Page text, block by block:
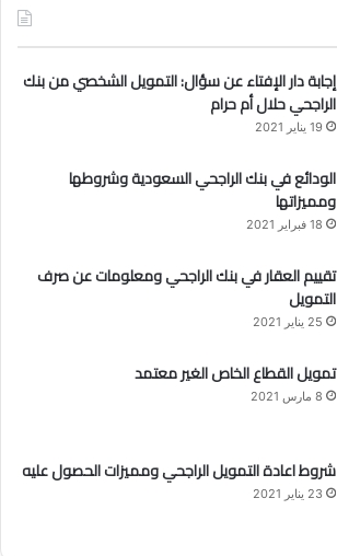
إجابة دار الإفتاء عن سؤال: التمويل الشخصي من بنك
الراجحي حلال أم حرام
19 يناير 2021
الودائع في بنك الراجحي السعودية وشروطها
ومميزاتها
18 فبراير 2021
تقييم العقار في بنك الراجحي ومعلومات عن صرف
التمويل
25 يناير 2021
تمويل القطاع الخاص الغير معتمد
8 مارس 2021
شروط اعادة التمويل الراجحي ومميزات الحصول عليه
23 يناير 2021